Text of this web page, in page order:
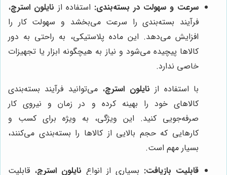
سرعت و سهولت در بسته‌بندی: استفاده از نایلون استرچ،
فرآیند بسته‌بندی را سرعت می‌بخشد و سهولت کار را
افزایش می‌دهد. این ماده پلاستیکی، به راحتی به دور
کالاها پیچیده می‌شود و نیاز به هیچگونه ابزار یا تجهیزات
خاصی ندارد.
با استفاده از نایلون استرچ، می‌توانید فرآیند بسته‌بندی
کالاهای خود را بهینه کرده و در زمان و نیروی کار
صرفه‌جویی کنید. این ویژگی، به ویژه برای کسب و
کارهایی که حجم بالایی از کالاها را بسته‌بندی می‌کنند،
بسیار مهم است.
قابلیت بازیافت: بسیاری از انواع نایلون استرچ، قابلیت